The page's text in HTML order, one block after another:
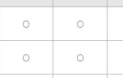
○ ○
○ ○